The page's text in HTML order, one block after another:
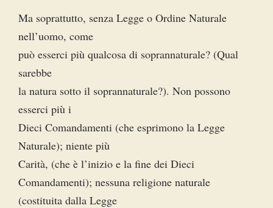
Ma soprattutto, senza Legge o Ordine Naturale
nell’uomo, come
può esserci più qualcosa di soprannaturale? (Qual
sarebbe
la natura sotto il soprannaturale?). Non possono
esserci più i
Dieci Comandamenti (che esprimono la Legge
Naturale); niente più
Carità, (che è l’inizio e la fine dei Dieci
Comandamenti); nessuna religione naturale
(costituita dalla Legge